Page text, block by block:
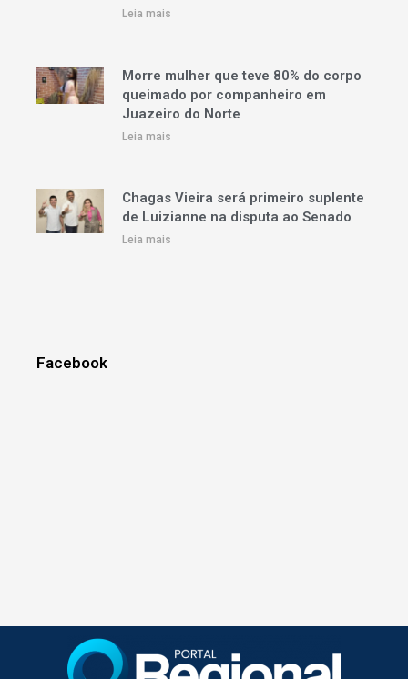
Leia mais
Morre mulher que teve 80% do corpo
queimado por companheiro em
Juazeiro do Norte
Leia mais
Chagas Vieira será primeiro suplente
de Luizianne na disputa ao Senado
Leia mais
Facebook